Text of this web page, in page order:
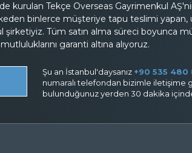
kurulan Tekçe Overseas Gayrimenkul
binlerce müşteriye tapu teslimi yapan,
Tüm satın alma süreci boyunca
garanti altına alıyoruz.
Şu an İstanbul'daysanız +90 535 480
numaralı telefondan bizimle iletişime
bulunduğunuz yerden 30 dakika